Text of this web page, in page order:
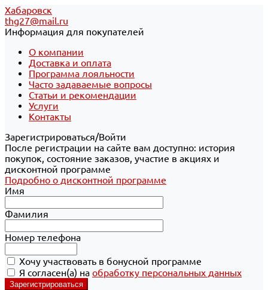
Хабаровск
thg27@mail.ru
Информация для покупателей
О компании
Доставка и оплата
Программа лояльности
Часто задаваемые вопросы
Статьи и рекомендации
Услуги
Контакты
Зарегистрироваться/Войти
После регистрации на сайте вам доступно: история
покупок, состояние заказов, участие в акциях и
дисконтной программе
Подробно о дисконтной программе
Имя
Фамилия
Номер телефона
Хочу участвовать в бонусной программе
Я согласен(а) на обработку персональных данных